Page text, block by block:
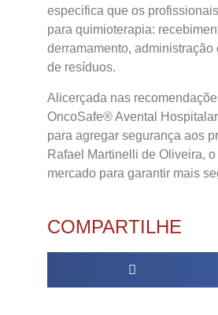
especifica que os
para quimioterapia:
derramamento,
de resíduos.
Alicerçada nas
OncoSafe® Avental
para agregar segurança aos
Rafael Martinelli de Oliveira,
mercado para garantir mais
COMPARTILHE